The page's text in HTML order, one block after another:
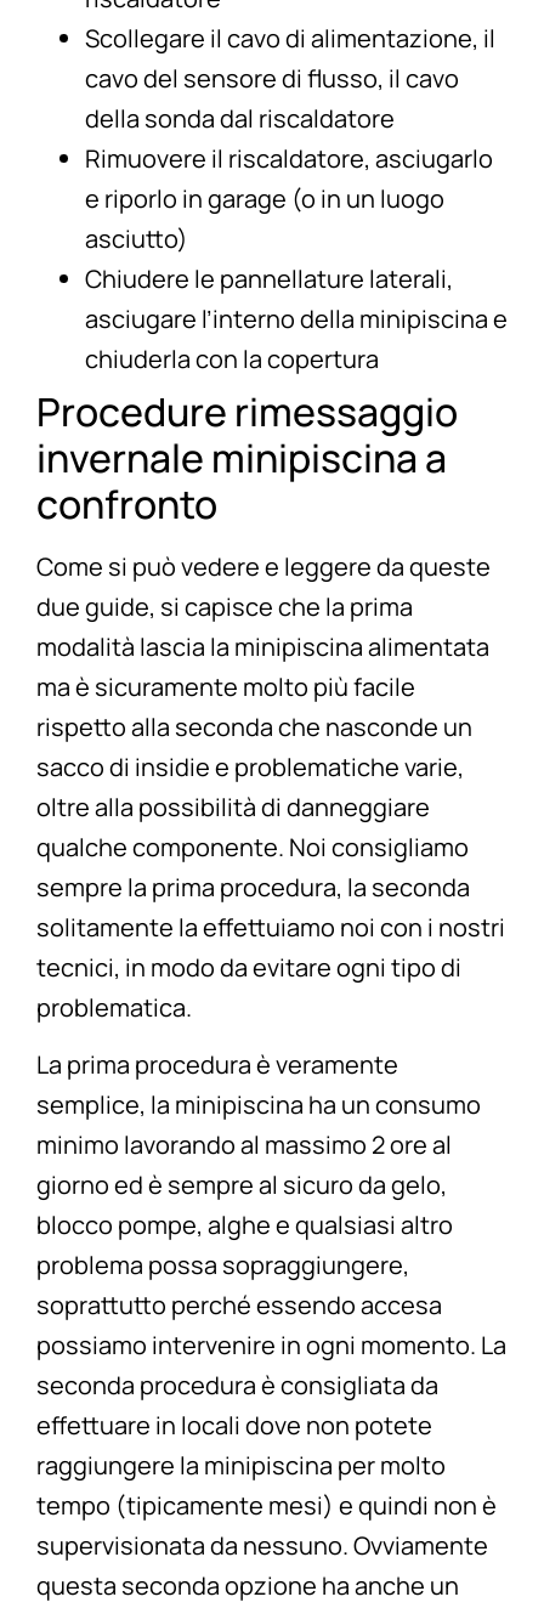
Scollegare il cavo di alimentazione, il
cavo del sensore di flusso, il cavo
della sonda dal riscaldatore
Rimuovere il riscaldatore, asciugarlo
e riporlo in garage (o in un luogo
asciutto)
Chiudere le pannellature laterali,
asciugare l’interno della minipiscina e
chiuderla con la copertura
Procedure rimessaggio
invernale minipiscina a
confronto
Come si può vedere e leggere da queste
due guide, si capisce che la prima
modalità lascia la minipiscina alimentata
ma è sicuramente molto più facile
rispetto alla seconda che nasconde un
sacco di insidie e problematiche varie,
oltre alla possibilità di danneggiare
qualche componente. Noi consigliamo
sempre la prima procedura, la seconda
solitamente la effettuiamo noi con i nostri
tecnici, in modo da evitare ogni tipo di
problematica.
La prima procedura è veramente
semplice, la minipiscina ha un consumo
minimo lavorando al massimo 2 ore al
giorno ed è sempre al sicuro da gelo,
blocco pompe, alghe e qualsiasi altro
problema possa sopraggiungere,
soprattutto perché essendo accesa
possiamo intervenire in ogni momento. La
seconda procedura è consigliata da
effettuare in locali dove non potete
raggiungere la minipiscina per molto
tempo (tipicamente mesi) e quindi non è
supervisionata da nessuno. Ovviamente
questa seconda opzione ha anche un